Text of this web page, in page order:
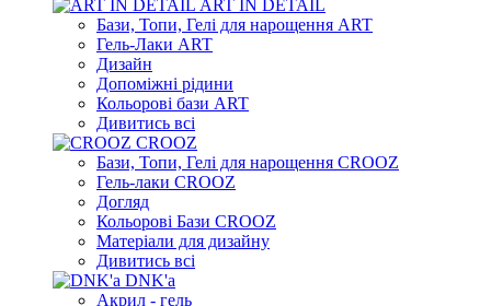
ART IN DETAIL
Бази, Топи, Гелі для нарощення ART
Гель-Лаки ART
Дизайн
Допоміжні рідини
Кольорові бази ART
Дивитись всі
CROOZ
Бази, Топи, Гелі для нарощення CROOZ
Гель-лаки CROOZ
Догляд
Кольорові Бази CROOZ
Матеріали для дизайну
Дивитись всі
DNK'a
Акрил - гель